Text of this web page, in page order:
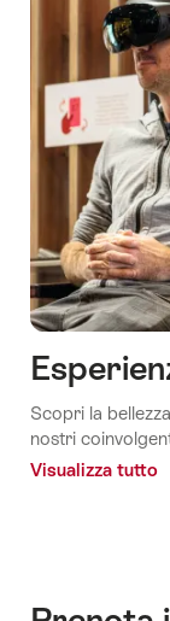
Scopri la
nostri
Visualizza tutto